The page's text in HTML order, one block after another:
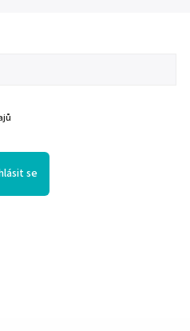
se